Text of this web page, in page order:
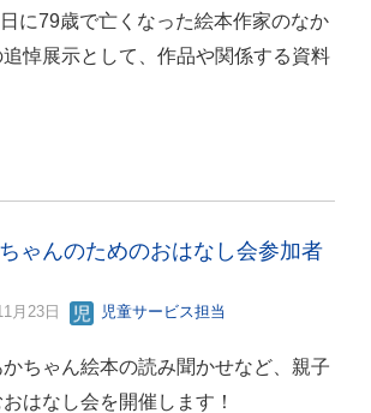
に79歳で亡くなった絵本作家のなか
悼展示として、作品や関係する資料
ちゃんのためのおはなし会参加者
月23日 児童サービス担当
ちゃん絵本の読み聞かせなど、親子
はなし会を開催します！